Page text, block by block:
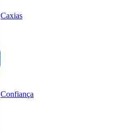
Caxias
Confiança